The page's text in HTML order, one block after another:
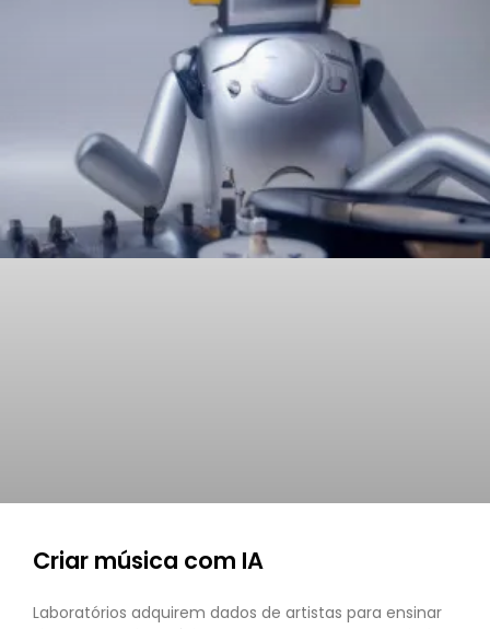
Criar música com IA
Laboratórios adquirem dados de artistas para ensinar